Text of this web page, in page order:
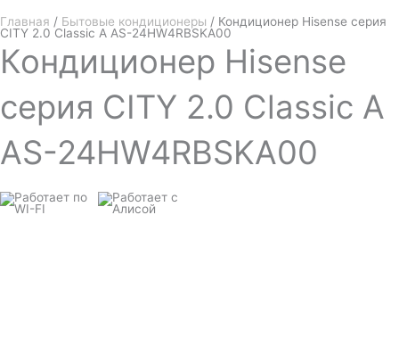
Главная / Бытовые кондиционеры / Кондиционер Hisense серия
CITY 2.0 Classic A AS-24HW4RBSKA00
Кондиционер Hisense
серия CITY 2.0 Classic A
AS-24HW4RBSKA00